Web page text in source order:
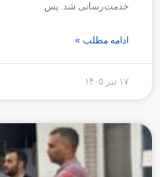
خدمت‌رسانی شد. پس
ادامه مطلب »
۱۷ تیر ۱۴۰۵